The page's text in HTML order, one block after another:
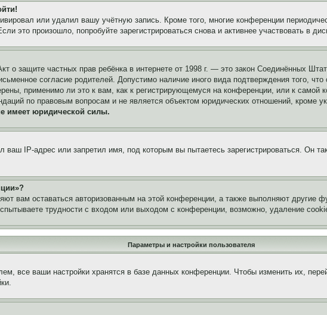
или удалил вашу учётную запись. Кроме того, многие конференции
это произошло, попробуйте зарегистрироваться снова и активнее участвовать в
о защите частных прав ребёнка в интернете от 1998 г. — это закон Соединённых
согласие родителей. Допустимо наличие иного вида подтверждения того,
применимо ли это к вам, как к регистрирующемуся на конференции, или к самой
по правовым вопросам и не является объектом юридических отношений, кроме
имеет юридической силы.
ваш IP-адрес или запретил имя, под которым вы пытаетесь зарегистрироваться. Он
вам оставаться авторизованным на этой конференции, а также выполняют другие
трудности с входом или выходом с конференции, возможно, удаление
Параметры и настройки пользователя
все ваши настройки хранятся в базе данных конференции. Чтобы изменить их,